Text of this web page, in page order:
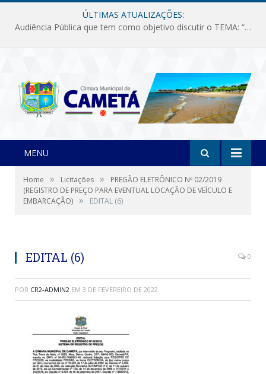
ÚLTIMAS ATUALIZAÇÕES:
Audiência Pública que tem como objetivo discutir o TEMA: “Fornecimento de Energia Elétrica em Debate: Tarifas, Qualidade e Atendimento dos Serviços”
MENU
Home » Licitações »
PREGÃO ELETRÔNICO Nº 02/2019
(REGISTRO DE PREÇO PARA EVENTUAL LOCAÇÃO DE VEÍCULO E
EMBARCAÇÃO) » EDITAL (6)
EDITAL (6) 0
POR CR2-ADMIN2 EM 3 DE FEVEREIRO DE 2022